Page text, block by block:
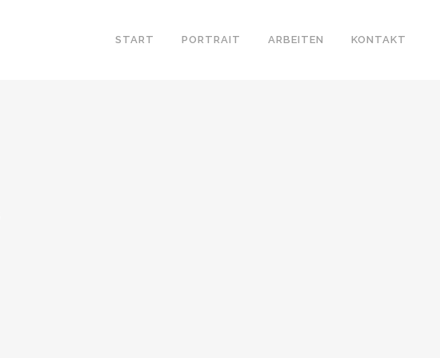
START PORTRAIT ARBEITEN KONTAKT